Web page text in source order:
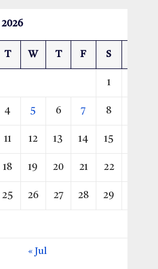
T W T F S
1
4 5 6 7 8
11 12 13 14 15
18 19 20 21 22
25 26 27 28 29
« Jul